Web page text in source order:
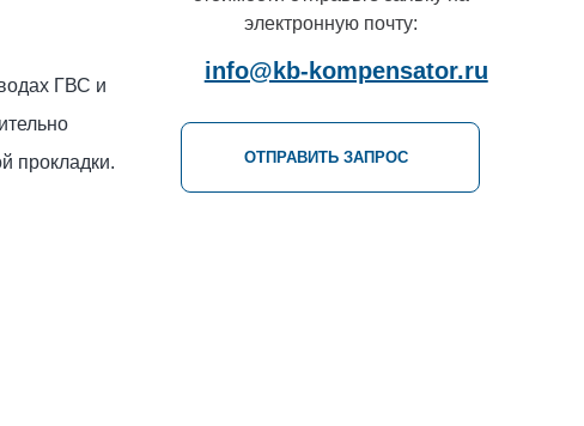
ГВС и
прокладки.
электронную почту:
info@kb-kompensator.ru
ОТПРАВИТЬ ЗАПРОС